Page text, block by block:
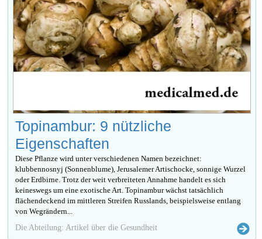
Topinambur: 9 nützliche
Eigenschaften
Diese Pflanze wird unter verschiedenen Namen bezeichnet:
klubbennosnyj (Sonnenblume), Jerusalemer Artischocke, sonnige Wurzel
oder Erdbirne. Trotz der weit verbreiteten Annahme handelt es sich
keineswegs um eine exotische Art. Topinambur wächst tatsächlich
flächendeckend im mittleren Streifen Russlands, beispielsweise entlang
von Wegrändern...
Die Abteilung: Artikel über die Gesundheit